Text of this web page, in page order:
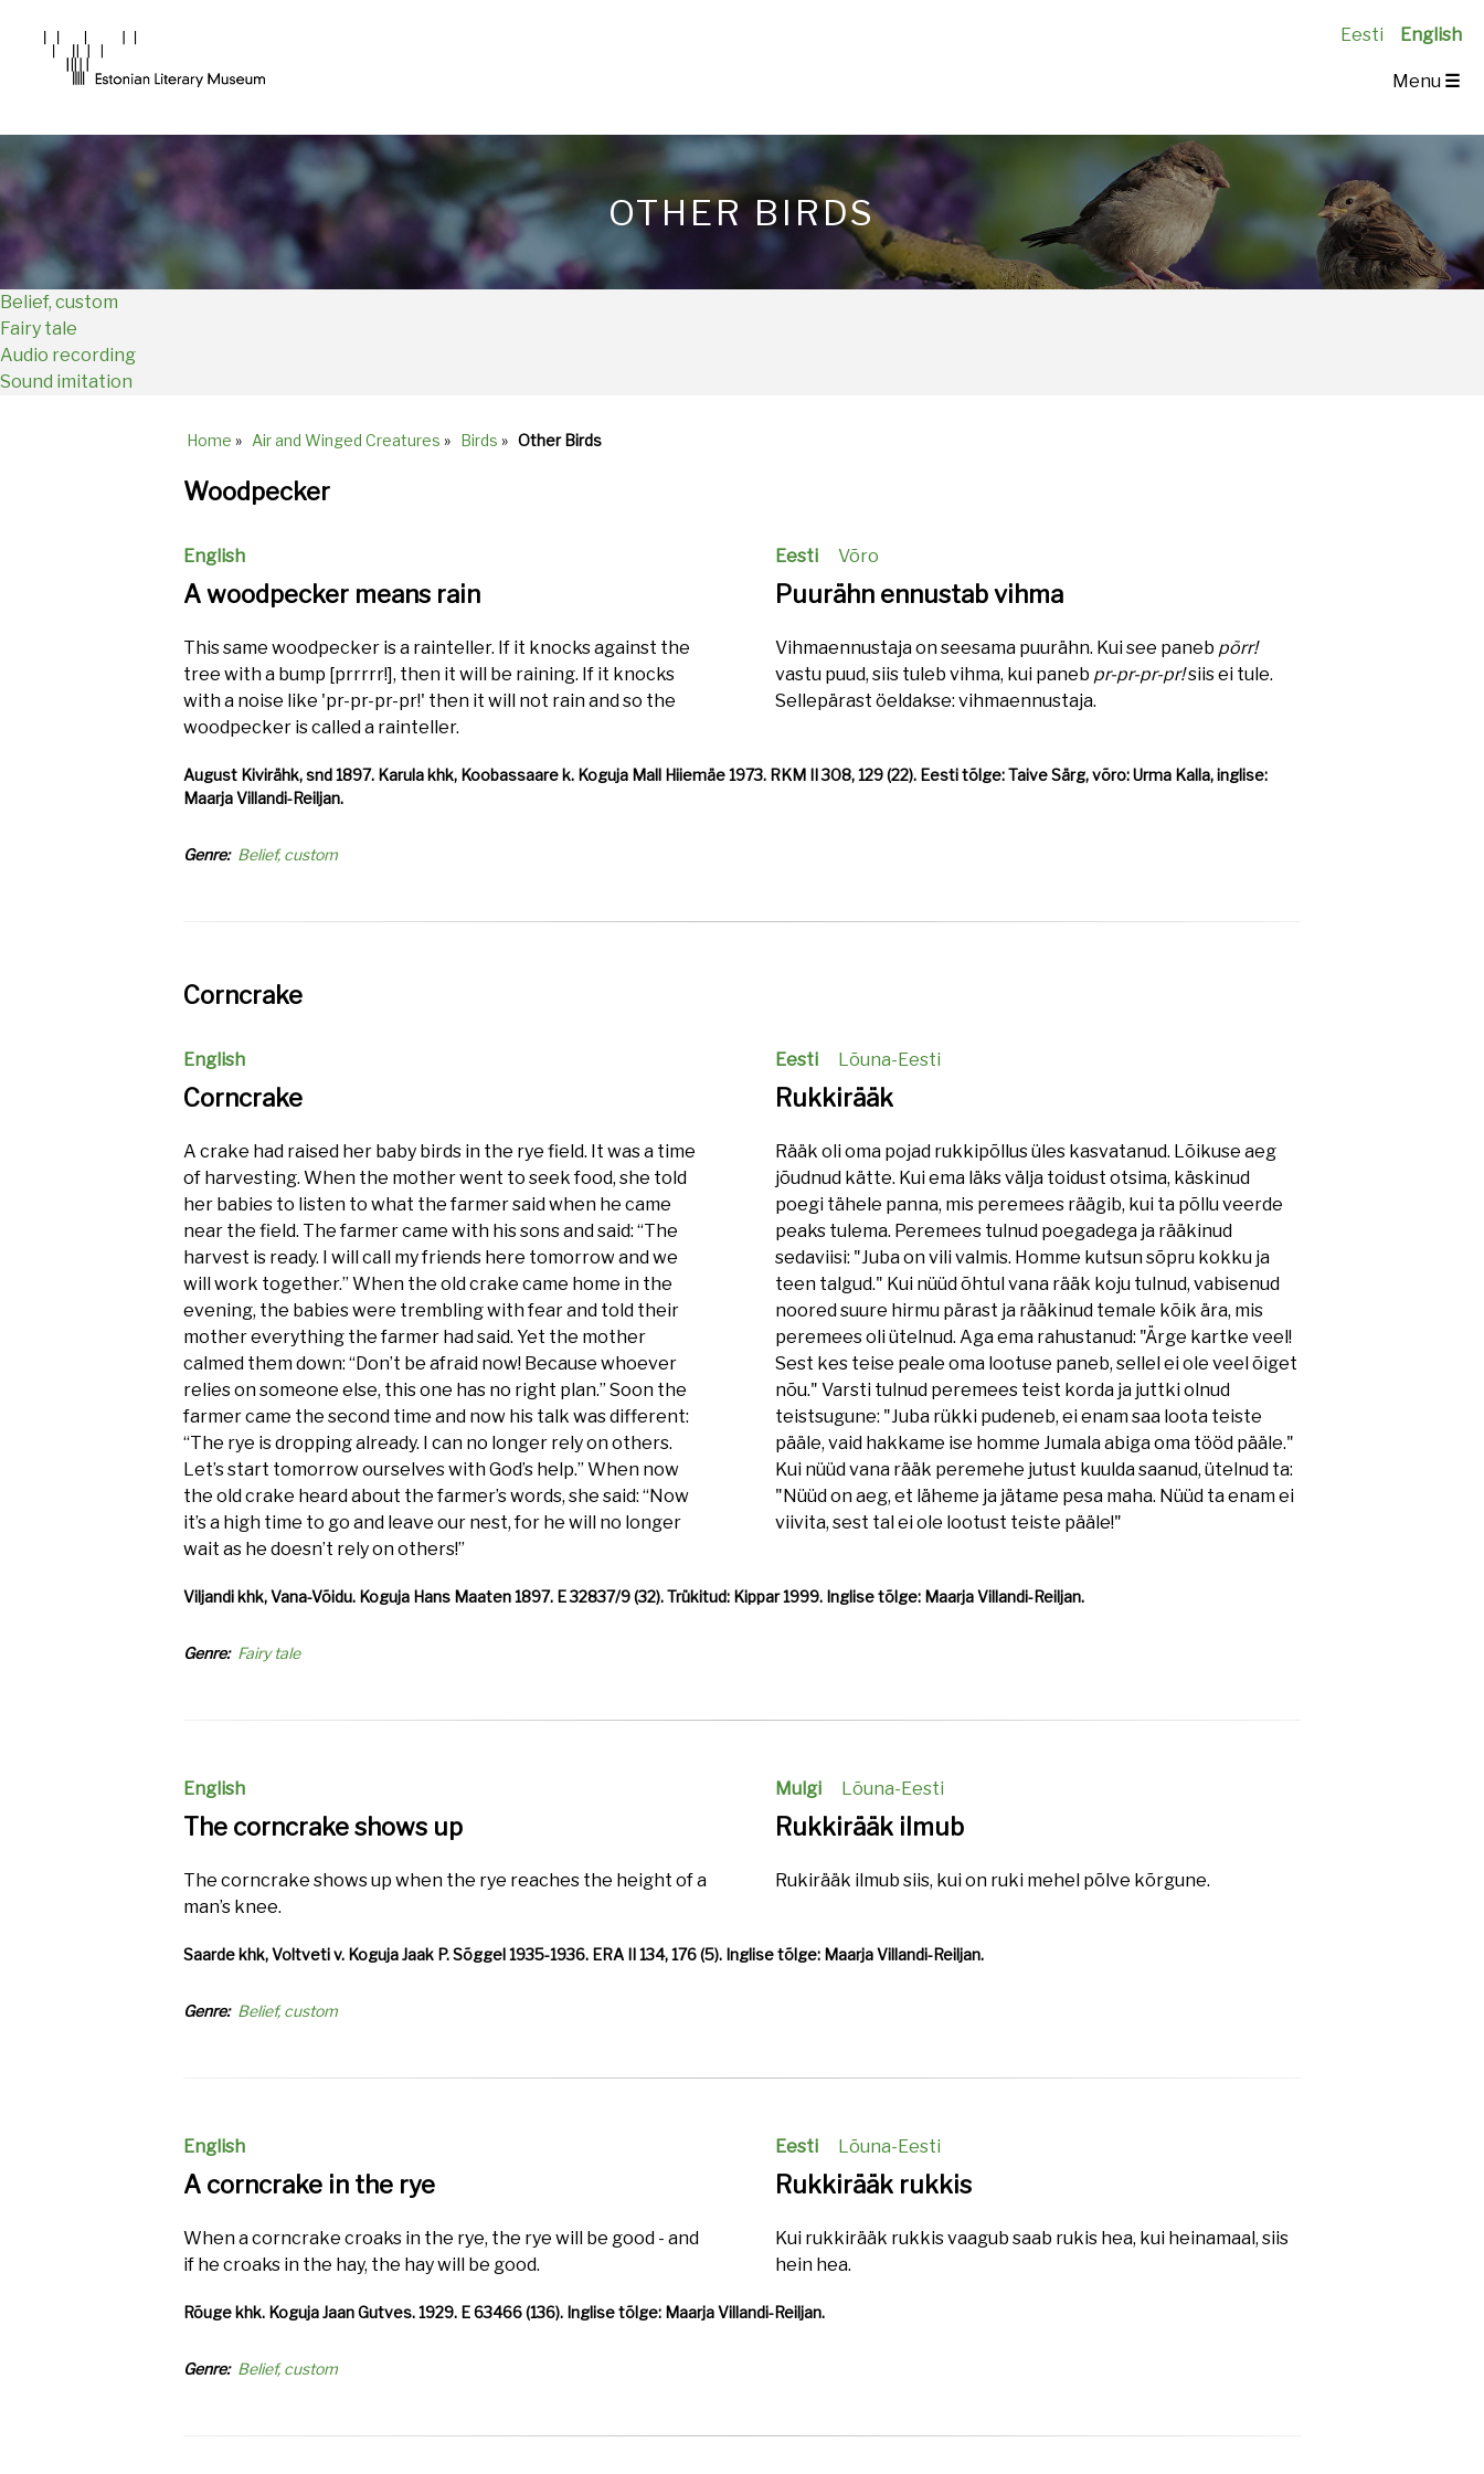
Eesti English
Main
EN
Menu ☰
OTHER BIRDS
Belief, custom
Fairy tale
Audio recording
Sound imitation
Home » Air and Winged Creatures » Birds » Other Birds
Woodpecker
English
A woodpecker means rain
This same woodpecker is a rainteller. If it knocks against the
tree with a bump [prrrrr!], then it will be raining. If it knocks
with a noise like 'pr-pr-pr-pr!' then it will not rain and so the
woodpecker is called a rainteller.
Eesti Võro
Puurähn ennustab vihma
Vihmaennustaja on seesama puurähn. Kui see paneb põrr!
vastu puud, siis tuleb vihma, kui paneb pr-pr-pr-pr!siis ei tule.
Sellepärast öeldakse: vihmaennustaja.
August Kivirähk, snd 1897. Karula khk, Koobassaare k. Koguja Mall Hiiemäe 1973. RKM II 308, 129 (22). Eesti tõlge: Taive Särg, võro: Urma Kalla, inglise:
Maarja Villandi-Reiljan.
Genre Belief, custom
Corncrake
English
Corncrake
A crake had raised her baby birds in the rye field. It was a time
of harvesting. When the mother went to seek food, she told
her babies to listen to what the farmer said when he came
near the field. The farmer came with his sons and said: “The
harvest is ready. I will call my friends here tomorrow and we
will work together.” When the old crake came home in the
evening, the babies were trembling with fear and told their
mother everything the farmer had said. Yet the mother
calmed them down: “Don’t be afraid now! Because whoever
relies on someone else, this one has no right plan.” Soon the
farmer came the second time and now his talk was different:
“The rye is dropping already. I can no longer rely on others.
Let’s start tomorrow ourselves with God’s help.” When now
the old crake heard about the farmer’s words, she said: “Now
it’s a high time to go and leave our nest, for he will no longer
wait as he doesn’t rely on others!”
Eesti Lõuna-Eesti
Rukkirääk
Rääk oli oma pojad rukkipõllus üles kasvatanud. Lõikuse aeg
jõudnud kätte. Kui ema läks välja toidust otsima, käskinud
poegi tähele panna, mis peremees räägib, kui ta põllu veerde
peaks tulema. Peremees tulnud poegadega ja rääkinud
sedaviisi: "Juba on vili valmis. Homme kutsun sõpru kokku ja
teen talgud." Kui nüüd õhtul vana rääk koju tulnud, vabisenud
noored suure hirmu pärast ja rääkinud temale kõik ära, mis
peremees oli ütelnud. Aga ema rahustanud: "Ärge kartke veel!
Sest kes teise peale oma lootuse paneb, sellel ei ole veel õiget
nõu." Varsti tulnud peremees teist korda ja juttki olnud
teistsugune: "Juba rükki pudeneb, ei enam saa loota teiste
pääle, vaid hakkame ise homme Jumala abiga oma tööd pääle."
Kui nüüd vana rääk peremehe jutust kuulda saanud, ütelnud ta:
"Nüüd on aeg, et läheme ja jätame pesa maha. Nüüd ta enam ei
viivita, sest tal ei ole lootust teiste pääle!"
Viljandi khk, Vana-Võidu. Koguja Hans Maaten 1897. E 32837/9 (32). Trükitud: Kippar 1999. Inglise tõlge: Maarja Villandi-Reiljan.
Genre Fairy tale
English
The corncrake shows up
The corncrake shows up when the rye reaches the height of a
man’s knee.
Mulgi Lõuna-Eesti
Rukkirääk ilmub
Rukirääk ilmub siis, kui on ruki mehel põlve kõrgune.
Saarde khk, Voltveti v. Koguja Jaak P. Sõggel 1935-1936. ERA II 134, 176 (5). Inglise tõlge: Maarja Villandi-Reiljan.
Genre Belief, custom
English
A corncrake in the rye
When a corncrake croaks in the rye, the rye will be good - and
if he croaks in the hay, the hay will be good.
Eesti Lõuna-Eesti
Rukkirääk rukkis
Kui rukkirääk rukkis vaagub saab rukis hea, kui heinamaal, siis
hein hea.
Rõuge khk. Koguja Jaan Gutves. 1929. E 63466 (136). Inglise tõlge: Maarja Villandi-Reiljan.
Genre Belief, custom